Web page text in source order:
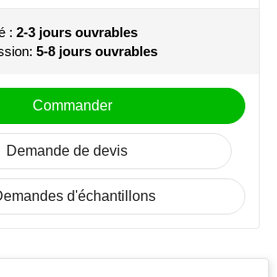
(110 mm x 130mm)
1
2
5
: 2-3 jours ouvrables
5-8 jours ouvrables
Commander
Demande de devis
d'échantillons